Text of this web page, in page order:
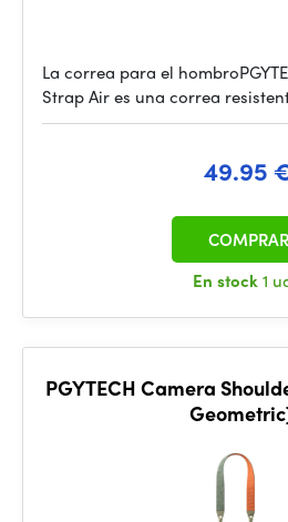
La correa para el
Strap Air es una correa
49.95
En stock1
COMPRAR
PGYTECH Camera